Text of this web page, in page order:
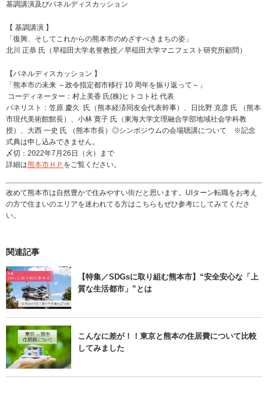
基調講演及びパネルディスカッション
【 基調講演 】
「復興、そしてこれからの熊本市のめざすべきまちの姿」
北川 正恭 氏（早稲田大学名誉教授／早稲田大学マニフェスト研究所顧問）
【パネルディスカッション 】
「熊本市の未来 ～政令指定都市移行 10 周年を振り返って～」
コーディネーター：村上美香 氏(株)ヒトコト社 代表
パネリスト：笠原 慶久 氏（熊本経済同友会代表幹事）、日比野 克彦 氏 （熊本
市現代美術館館長）、小林 寛子 氏（東海大学文理融合学部地域社会学科教
授）、大西 一史 氏 （熊本市長）◎シンポジウムの会場聴講について ※記念
式典は申し込みできません。
〆切：2022年7月26日（火）まで
詳細は熊本市ＨＰ をご覧ください。
改めて熊本市は自然豊かで住みやすい街だと思います。UIターン転職をお考え
の方で住まいのエリアを迷われてる方はこちらもぜひ参考にしてみてくださ
い。
関連記事
【特集／SDGsに取り組む熊本市】“安全安心な「上
質な生活都市」”とは
こんなに差が！！東京と熊本の住居費について比較
してみました